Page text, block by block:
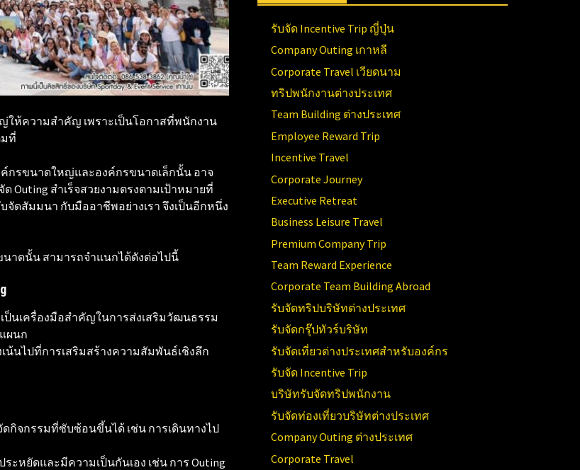
ให้ความสำคัญ เพราะเป็นโอกาสที่พนักงาน
ที่
กรขนาดใหญ่และองค์กรขนาดเล็กนั้น อาจ
Outing สำเร็จสวยงามตรงตามเป้าหมายที่
จัดสัมมนา กับมืออาชีพอย่างเรา จึงเป็นอีกหนึ่ง
าดนั้น สามารถจำแนกได้ดังต่อไปนี้
ป็นเครื่องมือสำคัญในการส่งเสริมวัฒนธรรม
ผนก
น้นไปที่การเสริมสร้างความสัมพันธ์เชิงลึก
จกรรมที่ซับซ้อนขึ้นได้ เช่น การเดินทางไป
ะหยัดและมีความเป็นกันเอง เช่น การ Outing
รับจัด Incentive Trip ญี่ปุ่น
Company Outing เกาหลี
Corporate Travel เวียดนาม
ทริปพนักงานต่างประเทศ
Team Building ต่างประเทศ
Employee Reward Trip
Incentive Travel
Corporate Journey
Executive Retreat
Business Leisure Travel
Premium Company Trip
Team Reward Experience
Corporate Team Building Abroad
รับจัดทริปบริษัทต่างประเทศ
รับจัดกรุ๊ปทัวร์บริษัท
รับจัดเที่ยวต่างประเทศสำหรับองค์กร
รับจัด Incentive Trip
บริษัทรับจัดทริปพนักงาน
รับจัดท่องเที่ยวบริษัทต่างประเทศ
Company Outing ต่างประเทศ
Corporate Travel